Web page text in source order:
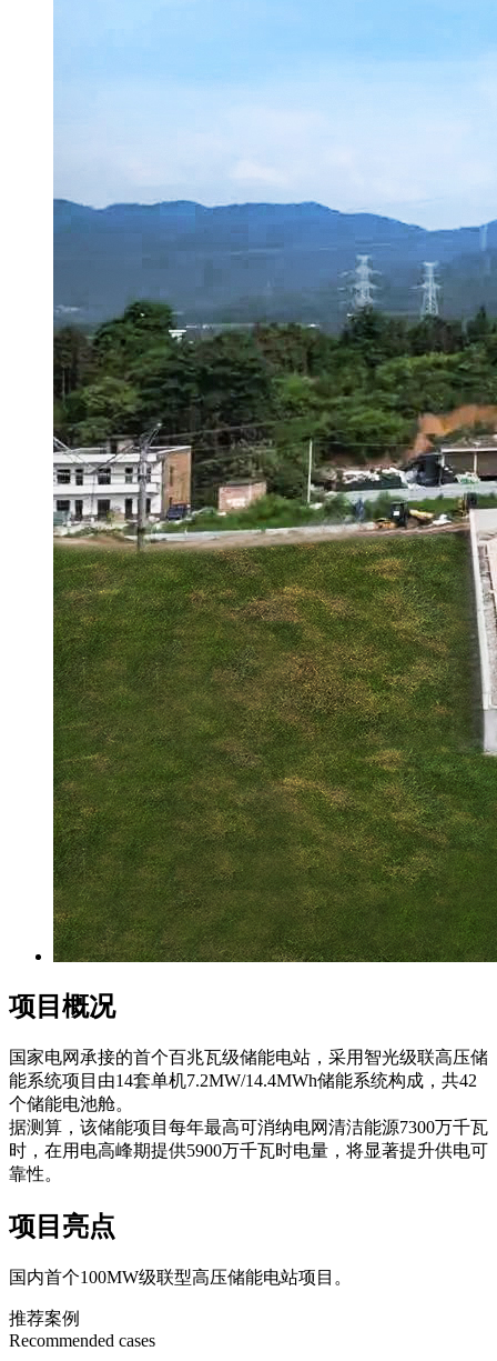
项目概况
国家电网承接的首个百兆瓦级储能电站，采用智光级联高压储
能系统项目由14套单机7.2MW/14.4MWh储能系统构成，共42
个储能电池舱。
据测算，该储能项目每年最高可消纳电网清洁能源7300万千瓦
时，在用电高峰期提供5900万千瓦时电量，将显著提升供电可
靠性。
项目亮点
国内首个100MW级联型高压储能电站项目。
推荐案例
Recommended cases